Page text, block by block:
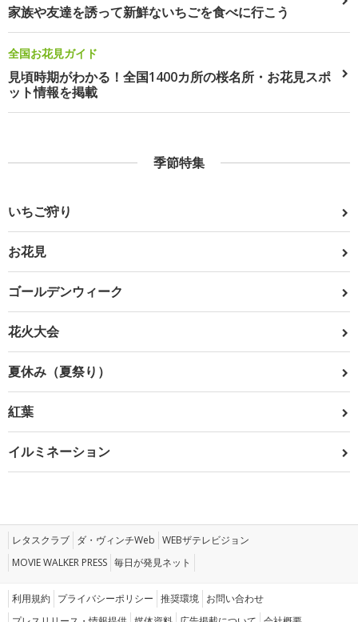
家族や友達を誘って新鮮ないちごを食べに行こう
全国お花見ガイド
見頃時期がわかる！全国1400カ所の桜名所・お花見スポ
ット情報を掲載
季節特集
いちご狩り
お花見
ゴールデンウィーク
花火大会
夏休み（夏祭り）
紅葉
イルミネーション
レタスクラブ ダ・ヴィンチWeb WEBザテレビジョン
MOVIE WALKER PRESS 毎日が発見ネット
利用規約 プライバシーポリシー 推奨環境 お問い合わせ